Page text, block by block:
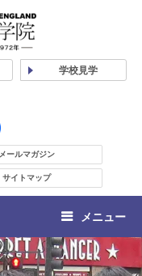
学校見学
メールマガジン
サイトマップ
メニュー